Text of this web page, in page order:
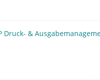
Druck- &